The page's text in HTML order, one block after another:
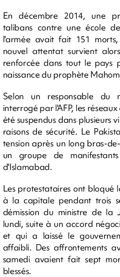
En décembre 2014, une
talibans contre une école
l'armée avait fait 151
nouvel attentat survient
renforcée dans tout le pays
naissance du prophète
Selon un responsable du
interrogé par l'AFP, les
été suspendus dans plusieurs
raisons de sécurité. Le
tension après un long bras-
un groupe de
d'Islamabad.
Les protestataires ont bloqué
à la capitale pendant trois
démission du ministre de la
lundi, suite à un accord
et qui a laissé le
affaibli. Des affrontements
samedi avaient fait sept
blessés.